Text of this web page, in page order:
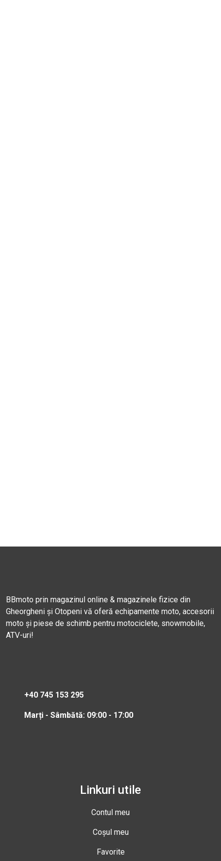
BBmoto prin magazinul online & magazinele fizice din
Gheorgheni și Otopeni vă oferă echipamente moto, accesorii
moto și piese de schimb pentru motociclete, snowmobile,
ATV-uri!
+40 745 153 295
Marți - Sâmbătă: 09:00 - 17:00
Linkuri utile
Contul meu
Coșul meu
Favorite